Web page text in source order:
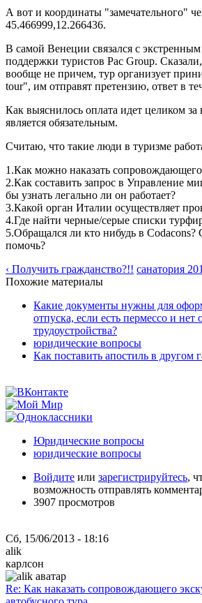
А вот и координаты "замечательного"
45.466999,12.266436.
В самой Венеции связался с
поддержки туристов Pac Group.
вообще не причем, тур организует
tour", им отправят претензию, ответ в
Как выяснилось оплата идет целиком за
является обязательным.
Считаю, что такие люди в туризме
1.Как можно наказать
2.Как составить запрос в Управление
бы узнать легально ли он работает?
3.Какой орган Италии осуществляет
4.Где найти черные/серые списки
5.Обращался ли кто нибудь в Codacons?
помочь?
‹ Получить гражданство?!! санатория
Похожие материалы
Какие документы нужны для
отпуска, если есть пермессо и нет
трудоустройства?
юридические вопросы
Как поставить апостиль в другом
Юридические вопросы
юридические вопросы
Войдите или зарегистрируйтесь,
возможность отправлять
3907 просмотров
Сб, 15/06/2013 - 18:16
alik
карлсон
Re: Как наказать сопровождающего